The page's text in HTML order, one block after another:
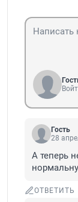
Гость
28
А теперь
ОТВЕТИТЬ